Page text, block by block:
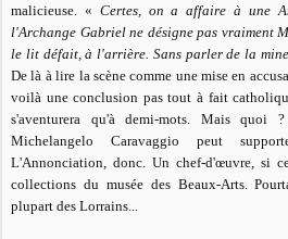
malicieuse. « Certes, on a affaire à une
l'Archange Gabriel ne désigne pas vraiment
le lit défait, à l'arrière. Sans parler de la
De là à lire la scène comme une mise en
voilà une conclusion pas tout à fait
s'aventurera qu'à demi-mots. Mais quoi
Michelangelo Caravaggio peut
L'Annonciation, donc. Un chef-d'œuvre, si
collections du musée des Beaux-Arts.
plupart des Lorrains...